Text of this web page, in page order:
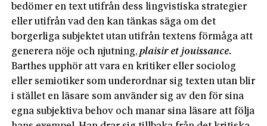
bedömer en text utifrån dess lingvistiska strategier
eller utifrån vad den kan tänkas säga om det
borgerliga subjektet utan utifrån textens förmåga att
generera nöje och njutning,plaisiret jouissance.
Barthes upphör att vara en kritiker eller sociolog
eller semiotiker som underordnar sig texten utan blir
i stället en läsare som använder sig av den för sina
egna subjektiva behov och manar sina läsare att följa